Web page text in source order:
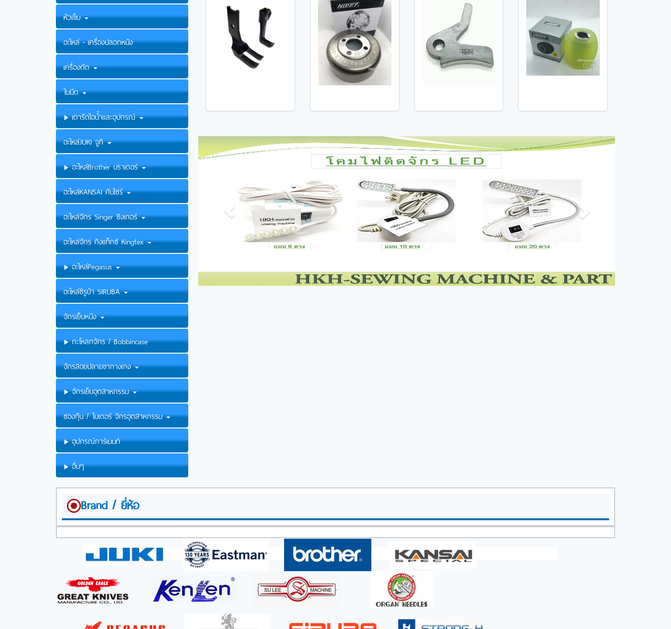
หัวเข็ม
อะไหล่ - เครื่องปลอกหนัง
เครื่องตัด
ใบมีด
เตารีดไอน้ำและอุปกรณ์
อะไหล่JUKI จูกิ
อะไหล่Brother บราเดอร์
อะไหล่KANSAI คันไซร์
อะไหล่จักร Singer ซิงเกอร์
อะไหล่จักร คิงแท็กซ์ Kingtex
อะไหล่Pegasus
อะไหล่ซิรูบ้า SIRUBA
จักรเย็บหนัง
กะโหลกจักร / Bobbincase
จักรสอยปลายขากางเกง
จักรเย็บอุตสาหกรรม
ซองกุ๊น / ไบเดอร์ จักรอุตสาหกรรม
อุปกรณ์การ์เมนท์
อื่นๆ
Brand / ยี่ห้อ